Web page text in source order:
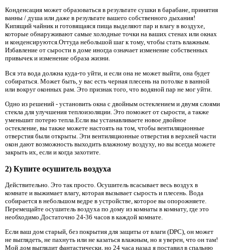
Конденсация может образоваться в результате сушки в барабане, принятия
ванны / душа или даже в результате вашего собственного дыхания!
Кипящий чайник и готовящаяся пища выделяют пар и влагу в воздухе,
которые обнаруживают самые холодные точки на ваших стенах или окнах
и конденсируются.Оттуда небольшой шаг к тому, чтобы стать влажным.
Избавление от сырости в доме иногда означает изменение собственных
привычек и изменение образа жизни.
Вся эта вода должна куда-то уйти, и если она не может выйти, она будет
собираться. Может быть, у вас есть черная плесень на потолке в ванной
или вокруг оконных рам. Это признак того, что водяной пар не мог уйти.
Одно из решений - установить окна с двойным остеклением и двумя слоями
стекла для улучшения теплоизоляции. Это поможет от сырости, а также
уменьшит потерю тепла.Если вы устанавливаете новое двойное
остекление, вы также можете настоять на том, чтобы вентиляционные
отверстия были открыты. Эти вентиляционные отверстия в верхней части
окон дают возможность выходить влажному воздуху, но вы всегда можете
закрыть их, если и когда захотите.
2) Купите осушитель воздуха
Действительно. Это так просто. Осушитель всасывает весь воздух в
комнате и выжимает влагу, которая вызывает сырость и плесень. Вода
собирается в небольшом ведре в устройстве, которое вы опорожняете.
Перемещайте осушитель воздуха по дому из комнаты в комнату, где это
необходимо.Достаточно 24-36 часов в каждой комнате.
Если ваш дом старый, без покрытия для защиты от влаги (DPC), он может
не выглядеть, не пахнуть или не казаться влажным, но я уверен, что он там!
Мой дом выглядит фантастически, но 24 часа назад я поставил в спальню